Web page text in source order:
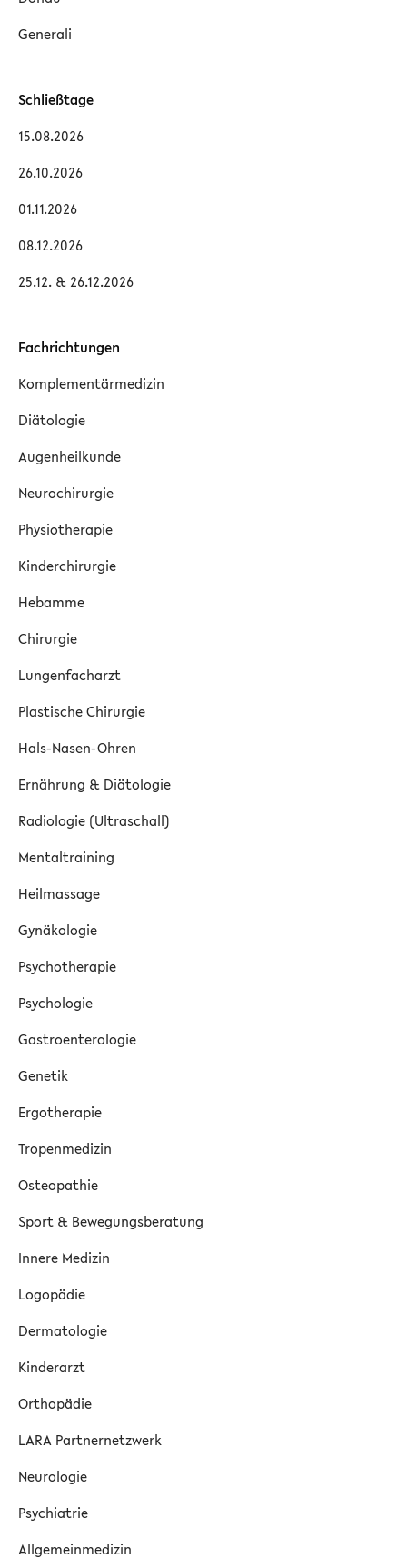
Generali
Schließtage
15.08.2026
26.10.2026
01.11.2026
08.12.2026
25.12. & 26.12.2026
Fachrichtungen
Komplementärmedizin
Diätologie
Augenheilkunde
Neurochirurgie
Physiotherapie
Kinderchirurgie
Hebamme
Chirurgie
Lungenfacharzt
Plastische Chirurgie
Hals-Nasen-Ohren
Ernährung & Diätologie
Radiologie (Ultraschall)
Mentaltraining
Heilmassage
Gynäkologie
Psychotherapie
Psychologie
Gastroenterologie
Genetik
Ergotherapie
Tropenmedizin
Osteopathie
Sport & Bewegungsberatung
Innere Medizin
Logopädie
Dermatologie
Kinderarzt
Orthopädie
LARA Partnernetzwerk
Neurologie
Psychiatrie
Allgemeinmedizin